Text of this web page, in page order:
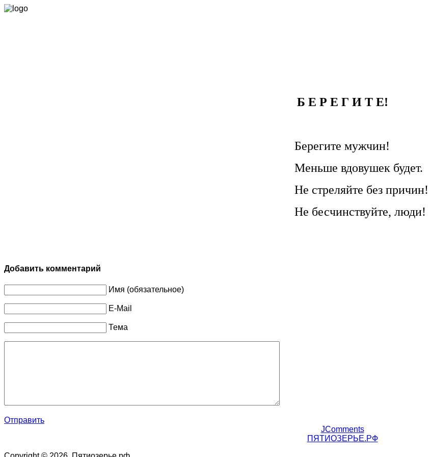
Б Е Р Е Г И Т Е!
Берегите мужчин!
Меньше вдовушек будет.
Не стреляйте без причин!
Не бесчинствуйте, люди!
Добавить комментарий
Имя (обязательное)
E-Mail
Тема
Отправить
JComments
ПЯТИОЗЕРЬЕ.РФ